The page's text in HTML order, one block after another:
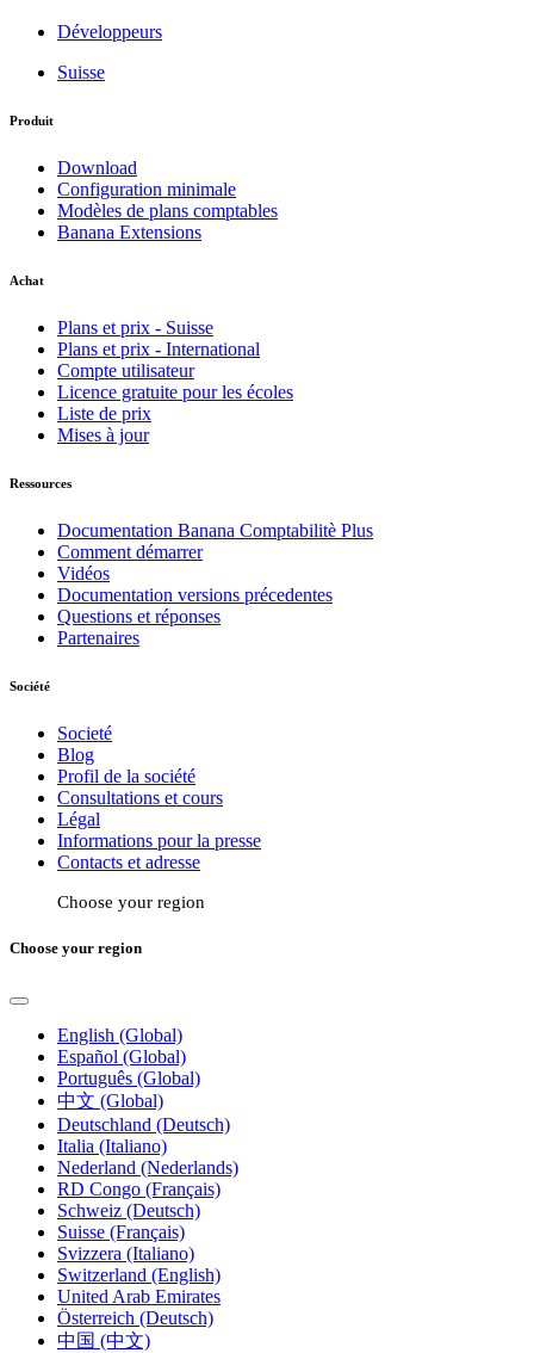
Développeurs
Suisse
Produit
Download
Configuration minimale
Modèles de plans comptables
Banana Extensions
Achat
Plans et prix - Suisse
Plans et prix - International
Compte utilisateur
Licence gratuite pour les écoles
Liste de prix
Mises à jour
Ressources
Documentation Banana Comptabilitè Plus
Comment démarrer
Vidéos
Documentation versions précedentes
Questions et réponses
Partenaires
Société
Societé
Blog
Profil de la société
Consultations et cours
Légal
Informations pour la presse
Contacts et adresse
Choose your region
Choose your region
English (Global)
Español (Global)
Português (Global)
中文 (Global)
Deutschland (Deutsch)
Italia (Italiano)
Nederland (Nederlands)
RD Congo (Français)
Schweiz (Deutsch)
Suisse (Français)
Svizzera (Italiano)
Switzerland (English)
United Arab Emirates
Österreich (Deutsch)
中国 (中文)